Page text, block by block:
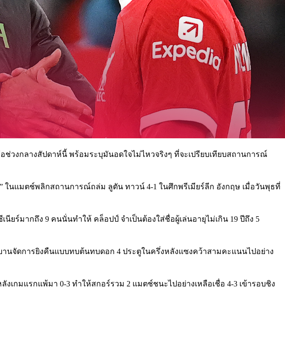
วงกลางสัปดาห์นี้ พร้อมระบุมันอดใจไม่ไหวจริงๆ ที่จะเปรียบเทียบสถานการณ์
ในแมตช์พลิกสถานการณ์ถล่ม ลูตัน ทาวน์ 4-1 ในศึกพรีเมียร์ลีก อังกฤษ เมื่อวันพุธที่
ยร์มากถึง 9 คนนั่นทำให้ คล็อปป์ จำเป็นต้องใส่ชื่อผู้เล่นอายุไม่เกิน 19 ปีถึง 5
นจัดการยิงคืนแบบทบต้นทบดอก 4 ประตูในครึ่งหลังแซงคว้าสามคะแนนไปอย่าง
กมแรกแพ้มา 0-3 ทำให้สกอร์รวม 2 แมตช์ชนะไปอย่างเหลือเชื่อ 4-3 เข้ารอบชิง